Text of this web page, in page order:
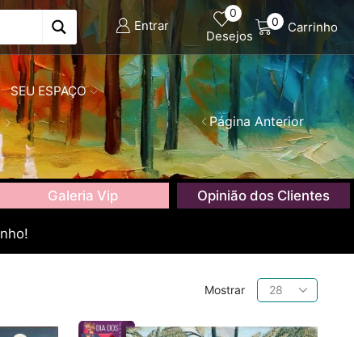
Entrar
0
Desejos
0 Carrinho
SEU ESPAÇO
Página Anterior
Galeria Vip Opinião dos Clientes
Mostrar
Produtos
por